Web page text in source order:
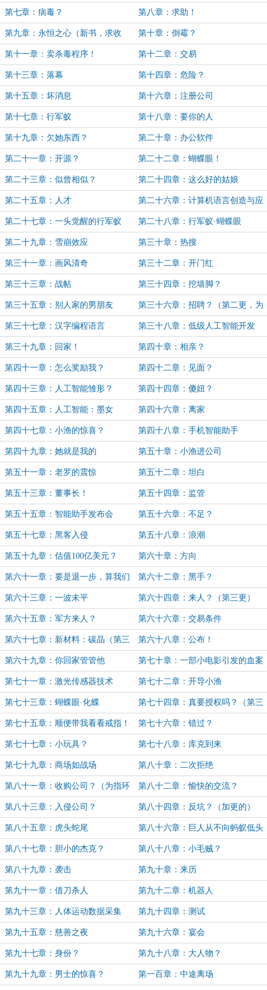
荐，求收藏。）
第七章：病毒？ 第八章：求助！
第九章：永恒之心（新书，求收
藏，求推荐。）
第十章：倒霉？
第十一章：卖杀毒程序！ 第十二章：交易
第十三章：落幕 第十四章：危险？
第十五章：坏消息 第十六章：注册公司
第十七章：行军蚁 第十八章：要你的人
第十九章：欠她东西？ 第二十章：办公软件
第二十一章：开源？ 第二十二章：蝴蝶眼！
第二十三章：似曾相似？ 第二十四章：这么好的姑娘
第二十五章：人才 第二十六章：计算机语言创造与应
用
第二十七章：一头觉醒的行军蚁 第二十八章：行军蚁·蝴蝶眼
第二十九章：雪崩效应 第三十章：热搜
第三十一章：画风清奇 第三十二章：开门红
第三十三章：战帖 第三十四章：挖墙脚？
第三十五章：别人家的男朋友 第三十六章：招聘？（第二更，为
Devlin_zz的万赏加更）
第三十七章：汉字编程语言 第三十八章：低级人工智能开发
第三十九章：回家！ 第四十章：相亲？
第四十一章：怎么奖励我？ 第四十二章：见面？
第四十三章：人工智能雏形？ 第四十四章：傻妞？
第四十五章：人工智能：墨女 第四十六章：离家
第四十七章：小渔的惊喜？ 第四十八章：手机智能助手
第四十九章：她就是我的 第五十章：小渔进公司
第五十一章：老罗的震惊 第五十二章：坦白
第五十三章：董事长！ 第五十四章：监管
第五十五章：智能助手发布会 第五十六章：不足？
第五十七章：黑客入侵 第五十八章：浪潮
第五十九章：估值100亿美元？ 第六十章：方向
第六十一章：要是退一步，算我们
输
第六十二章：黑手？
第六十三章：一波未平 第六十四章：来人？（第三更）
第六十五章：军方来人？ 第六十六章：交易条件
第六十七章：新材料：碳晶（第三
更）
第六十八章：公布！
第六十九章：你回家管管他 第七十章：一部小电影引发的血案
第七十一章：激光传感器技术 第七十二章：开导小渔
第七十三章：蝴蝶眼·化蝶 第七十四章：真要授权吗？（第三
更）
第七十五章：顺便带我看看戒指！ 第七十六章：错过？
第七十七章：小玩具？ 第七十八章：库克到来
第七十九章：商场如战场 第八十章：二次拒绝
第八十一章：收购公司？（为指环
王万赏加更）
第八十二章：愉快的交流？
第八十三章：入侵公司？ 第八十四章：反坑？（加更的）
第八十五章：虎头蛇尾 第八十六章：巨人从不向蚂蚁低头
第八十七章：胆小的杰克？ 第八十八章：小毛贼？
第八十九章：袭击 第九十章：来历
第九十一章：借刀杀人 第九十二章：机器人
第九十三章：人体运动数据采集 第九十四章：测试
第九十五章：慈善之夜 第九十六章：宴会
第九十七章：身份？ 第九十八章：大人物？
第九十九章：男士的惊喜？ 第一百章：中途离场